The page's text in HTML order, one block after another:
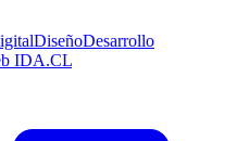
DiseñoDesarrollo
IDA.CL